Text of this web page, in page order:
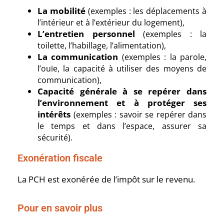
La mobilité(exemples : les déplacements à
l’intérieur et à l’extérieur du logement),
L’entretien personnel (exemples : la
toilette, l’habillage, l’alimentation),
La communication (exemples : la parole,
l’ouïe, la capacité à utiliser des moyens de
communication),
Capacité générale à se repérer dans
l’environnement et à protéger ses
intérêts (exemples : savoir se repérer dans
le temps et dans l’espace, assurer sa
sécurité).
Exonération fiscale
La PCH est exonérée de l’impôt sur le revenu.
Pour en savoir plus